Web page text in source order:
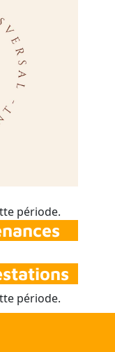
période.
période.